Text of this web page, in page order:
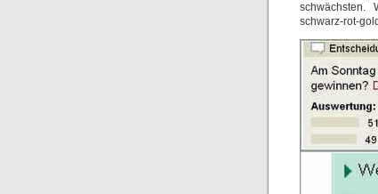
schwächsten.
schwarz-rot-